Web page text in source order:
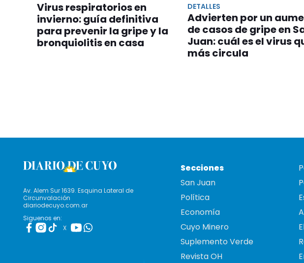
Virus respiratorios en
invierno: guía definitiva
para prevenir la gripe y la
bronquiolitis en casa
DETALLES
Advierten por un
de casos de gripe en
Juan: cuál es el virus
más circula
Av. Alem Sur 1639. Esquina Lateral de
Circunvalación
diariodecuyo.com.ar
Siguenos en:
X
Secciones
San Juan
Política
Economía
Cuyo Minero
Suplemento Verde
Revista OH